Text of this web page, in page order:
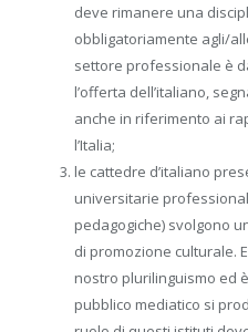
deve rimanere una
obbligatoriamente agli/
settore professionale è
l’offerta dell’italiano,
anche in riferimento ai
l’Italia;
le cattedre d’italiano
universitarie
pedagogiche) svolgono
di promozione culturale.
nostro plurilinguismo ed
pubblico mediatico si